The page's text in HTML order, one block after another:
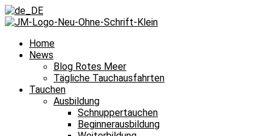
Home
News
Blog Rotes Meer
Tägliche Tauchausfahrten
Tauchen
Ausbildung
Schnuppertauchen
Beginnerausbildung